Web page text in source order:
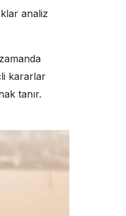
analiz
kararlar
tanır.